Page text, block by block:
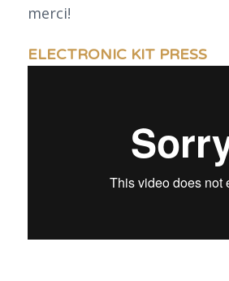
merci!
ELECTRONIC KIT PRESS